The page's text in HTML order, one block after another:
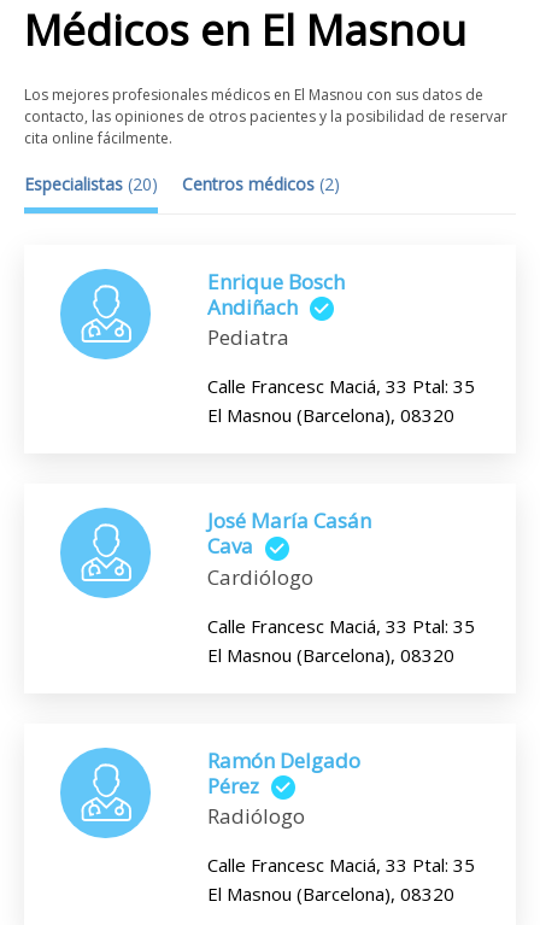
Médicos en El Masnou
Los mejores profesionales médicos en El Masnou con sus datos de
contacto, las opiniones de otros pacientes y la posibilidad de reservar
cita online fácilmente.
Especialistas (20) Centros médicos (2)
Enrique Bosch
Andiñach
Pediatra
Calle Francesc Maciá, 33 Ptal: 35
El Masnou (Barcelona), 08320
José María Casán
Cava
Cardiólogo
Calle Francesc Maciá, 33 Ptal: 35
El Masnou (Barcelona), 08320
Ramón Delgado
Pérez
Radiólogo
Calle Francesc Maciá, 33 Ptal: 35
El Masnou (Barcelona), 08320